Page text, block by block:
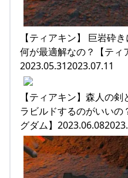
【ティアキン】 巨岩砕
何が最適解なの？【ティ
2023.05.312023.07.11
【ティアキン】森人の
ラビルドするのがいいの
グダム】